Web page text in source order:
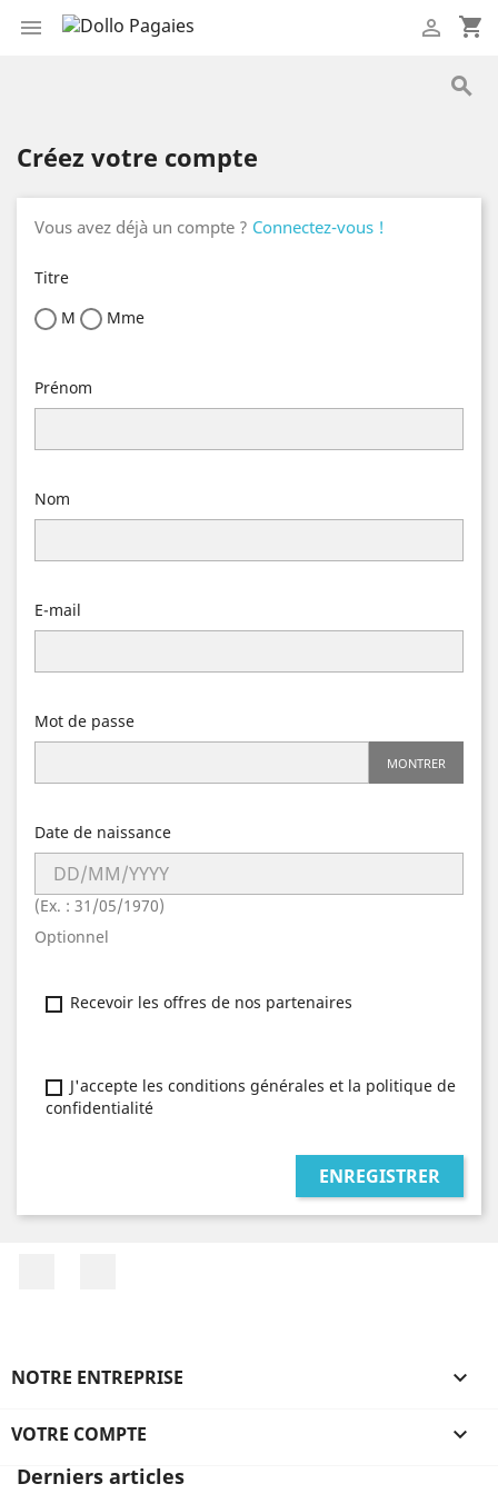
 shopping_cart


Créez votre compte
Vous avez déjà un compte ? Connectez-vous !
Titre
M
Mme
Prénom
Nom
E-mail
Mot de passe
MONTRER
Date de naissance
(Ex. : 31/05/1970)
Optionnel
Recevoir les offres de nos partenaires
J'accepte les conditions générales et la politique de
confidentialité
ENREGISTRER
NOTRE ENTREPRISE 
VOTRE COMPTE

Derniers articles